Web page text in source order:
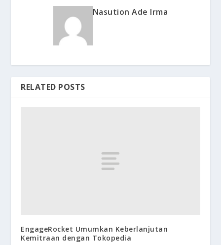
Nasution Ade Irma
RELATED POSTS
EngageRocket Umumkan Keberlanjutan
Kemitraan dengan Tokopedia